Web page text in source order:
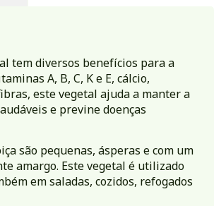
tem diversos benefícios para a
A, B, C, K e E, cálcio,
este vegetal ajuda a manter a
e previne doenças
são pequenas, ásperas e com um
amargo. Este vegetal é utilizado
em saladas, cozidos, refogados